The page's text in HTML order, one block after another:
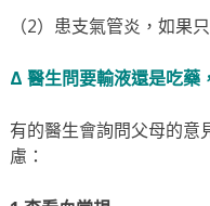
（2）患支氣管炎，如果
Δ 醫生問要輸液還是吃藥
有的醫生會詢問父母的意
慮：